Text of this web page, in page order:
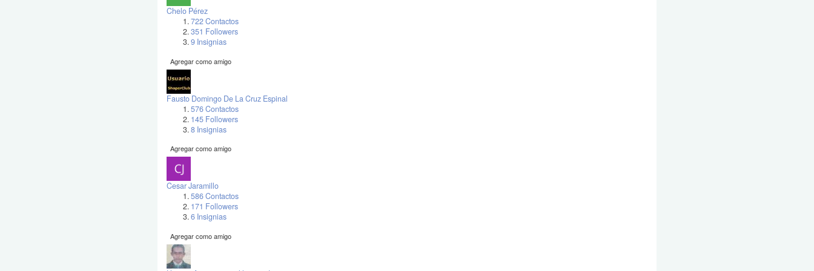
Chelo Pérez
722 Contactos
351 Followers
9 Insignias
Agregar como amigo
Fausto Domingo De La Cruz Espinal
576 Contactos
145 Followers
8 Insignias
Agregar como amigo
Cesar Jaramillo
586 Contactos
171 Followers
6 Insignias
Agregar como amigo